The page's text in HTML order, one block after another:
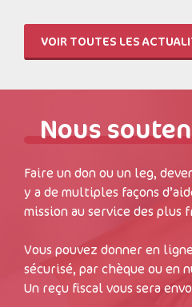
VOIR TOUTES LES
Nous
Faire un don ou un leg,
y a de multiples façons
mission au service des plus
Vous pouvez donner en
sécurisé, par chèque ou en
Un reçu fiscal vous sera